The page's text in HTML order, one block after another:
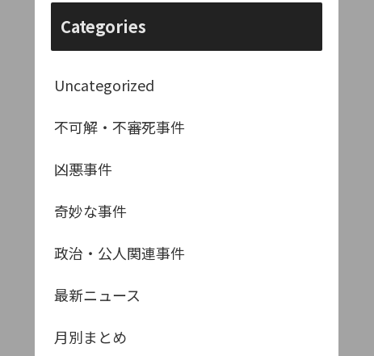
Categories
Uncategorized
不可解・不審死事件
凶悪事件
奇妙な事件
政治・公人関連事件
最新ニュース
月別まとめ